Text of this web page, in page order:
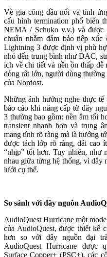
Về gia công đầu nối và tính
cấu hình termination phổ biến
NEMA / Schuko v.v.) và được
chuẩn nhằm đảm bảo tiếp
Lightning 3 được định vị phù
nhỏ đến trung bình như DAC,
ích về chi tiết và nền ồn thấp dễ
dòng rất lớn, người dùng
của Nordost.
Những ảnh hưởng nghe thực
báo cáo khi nâng cấp từ dây
3 thường bao gồm: nền âm tối
transient nhanh hơn và trung
mang tính rõ ràng mà là hướng
được tách lớp rõ ràng, dải cao
“nhịp” tốt hơn. Tuy nhiên, như
nhau giữa từng hệ thống, vì dây
lưới cụ thể.
So sánh với dây nguồn
AudioQuest Hurricane một
của AudioQuest, được thiết kế
hơn so với dây nguồn đại
AudioQuest Hurricane được
Surface Copper+ (PSC+), các